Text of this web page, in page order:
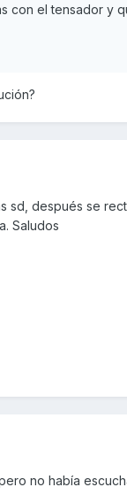
con el tensador y
sd, después se
Saludos
no había